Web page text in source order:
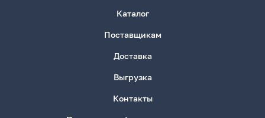
Каталог
Поставщикам
Доставка
Выгрузка
Контакты